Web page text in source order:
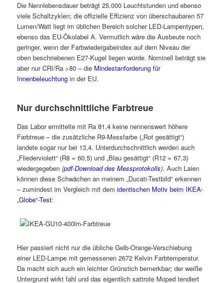
Die Nennlebensdauer beträgt 25.000 Leuchtstunden und ebenso
viele Schaltzyklen; die offizielle Effizienz von überschaubaren 57
Lumen/Watt liegt im üblichen Bereich solcher LED-Lampentypen,
ebenso das EU-Ökolabel A. Vermutlich wäre die Ausbeute noch
geringer, wenn der Farbwiedergabeindex auf dem Niveau der
oben beschriebenen E27-Kugel liegen würde. Nominell beträgt sie
aber nur CRI/Ra >80 – die Mindestanforderung für
Innenbeleuchtung in der EU.
Nur durchschnittliche Farbtreue
Das Labor ermittelte mit Ra 81,4 keine nennenswert höhere
Farbtreue – die zusätzliche R9-Messfarbe („Rot gesättigt“)
landete sogar nur bei 13,4. Unterdurchschnittlich werden auch
„Fliederviolett“ (R8 = 60,5) und „Blau gesättigt“ (R12 = 67,3)
wiedergegeben(pdf-Download des Messprotokolls). Auch Laien
können diese Schwächen an meinem „Ducati-Testbild“ erkennen
– zumindest im Vergleich mit demidentischen Motiv beim IKEA-
„Globe“-Test:
Hier passiert nicht nur die übliche Gelb-Orange-Verschiebung
einer LED-Lampe mit gemessenen 2672 Kelvin Farbtemperatur.
Da macht sich auch ein leichter Grünstich bemerkbar; der weiße
Untergrund wirkt fahl und das eigentlich sattrote Moped tendiert